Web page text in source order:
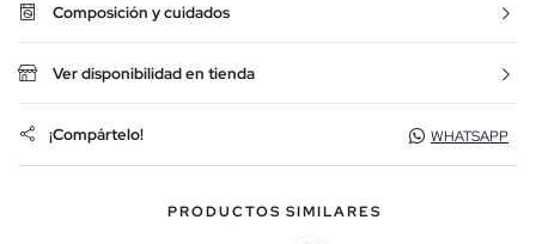
Composición y cuidados
Ver disponibilidad en tienda
¡Compártelo! WHATSAPP
PRODUCTOS SIMILARES